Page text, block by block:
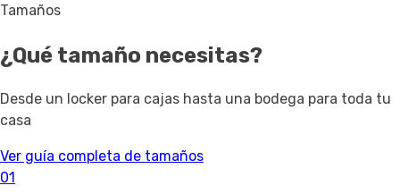
Tamaños
¿Qué tamaño necesitas?
Desde un locker para cajas hasta una bodega para toda tu
casa
Ver guía completa de tamaños
01